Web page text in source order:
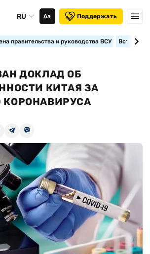
RU Аа Поддержать
правительства и руководства ВСУ
ДОКЛАД ОБ
КИТАЯ ЗА